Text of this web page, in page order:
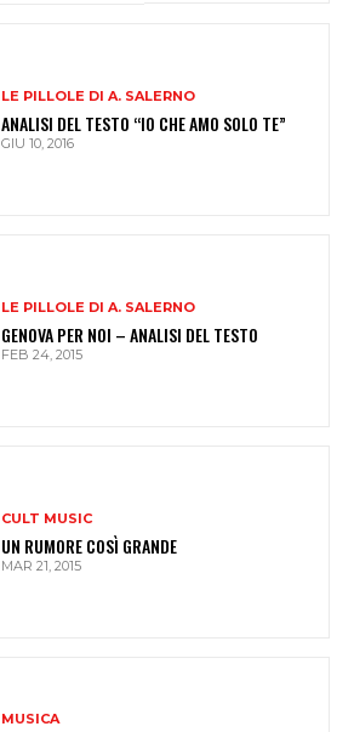
LE PILLOLE DI A. SALERNO
ANALISI DEL TESTO “IO CHE AMO SOLO TE”
GIU 10, 2016
LE PILLOLE DI A. SALERNO
GENOVA PER NOI – ANALISI DEL TESTO
FEB 24, 2015
CULT MUSIC
UN RUMORE COSÌ GRANDE
MAR 21, 2015
MUSICA